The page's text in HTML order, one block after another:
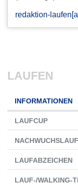
redaktion-
LAUFEN
überspringen
INFORMATIONEN
LAUFCUP
LAUFABZEICHEN
LAUF-/WALKING-